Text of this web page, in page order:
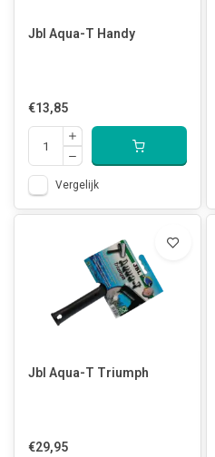
Jbl Aqua-T Handy
€13,85
Vergelijk
Jbl Aqua-T Triumph
€29,95